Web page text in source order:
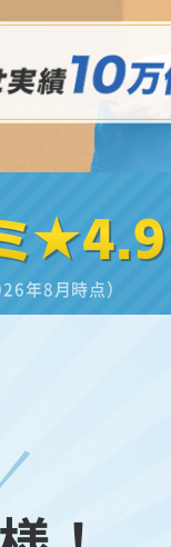
★4.9
年8月時点）